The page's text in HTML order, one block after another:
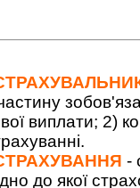
виплати; 2)
-
до якої